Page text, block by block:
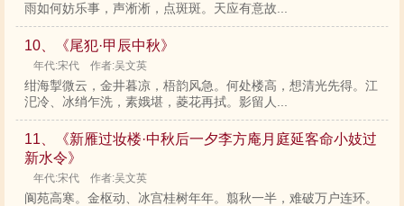
雨如何妨乐事，声淅淅，点斑斑。天应有意故...
10、《尾犯·甲辰中秋》
年代:宋代 作者:吴文英
绀海掣微云，金井暮凉，梧韵风急。何处楼高，想清光先得。江
汜冷、冰绡乍洗，素娥堪，菱花再拭。影留人...
11、《新雁过妆楼·中秋后一夕李方庵月庭延客命小妓过
新水令》
年代:宋代 作者:吴文英
阆苑高寒。金枢动、冰宫桂树年年。翦秋一半，难破万户连环。